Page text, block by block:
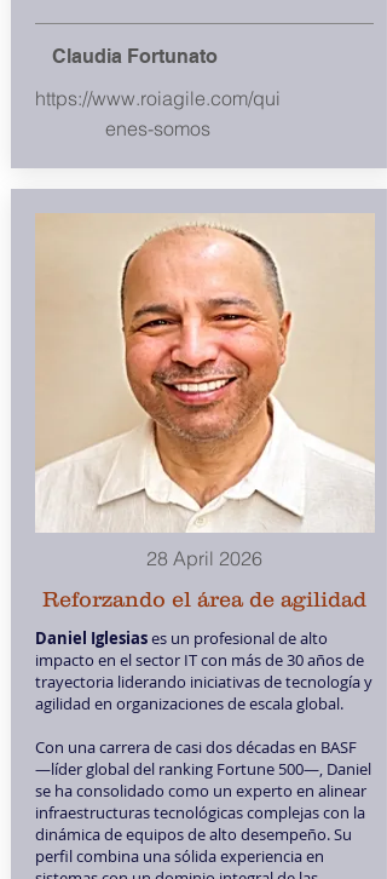
Claudia Fortunato
https://www.roiagile.com/qui
enes-somos
28 April 2026
Reforzando el área de agilidad
Daniel Iglesiases un profesional de alto
impacto en el sector IT con más de 30 años de
trayectoria liderando iniciativas de tecnología y
agilidad en organizaciones de escala global.
Con una carrera de casi dos décadas en BASF
—líder global del ranking Fortune 500—, Daniel
se ha consolidado como un experto en alinear
infraestructuras tecnológicas complejas con la
dinámica de equipos de alto desempeño. Su
perfil combina una sólida experiencia en